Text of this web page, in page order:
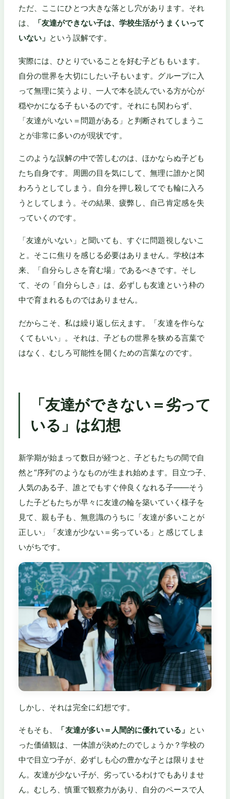
ただ、ここにひとつ大きな落とし穴があります。それ
は、
「友達ができない子は、学校生活がうまくいって
いない」 という誤解です。
実際には、ひとりでいることを好む子どももいます。
自分の世界を大切にしたい子もいます。グループに入
って無理に笑うより、一人で本を読んでいる方が心が
穏やかになる子もいるのです。それにも関わらず、
「友達がいない＝問題がある」と判断されてしまうこ
とが非常に多いのが現状です。
このような誤解の中で苦しむのは、ほかならぬ子ども
たち自身です。周囲の目を気にして、無理に誰かと関
わろうとしてしまう。自分を押し殺してでも輪に入ろ
うとしてしまう。その結果、疲弊し、自己肯定感を失
っていくのです。
「友達がいない」と聞いても、すぐに問題視しないこ
と。そこに焦りを感じる必要はありません。学校は本
来、「自分らしさを育む場」であるべきです。そし
て、その「自分らしさ」は、必ずしも友達という枠の
中で育まれるものではありません。
だからこそ、私は繰り返し伝えます。「友達を作らな
くてもいい」。それは、子どもの世界を狭める言葉で
はなく、むしろ可能性を開くための言葉なのです。
「友達ができない＝劣って
いる」は幻想
新学期が始まって数日が経つと、子どもたちの間で自
然と“序列”のようなものが生まれ始めます。目立つ子、
人気のある子、誰とでもすぐ仲良くなれる子――そう
した子どもたちが早々に友達の輪を築いていく様子を
見て、親も子も、無意識のうちに「友達が多いことが
正しい」「友達が少ない＝劣っている」と感じてしま
いがちです。
しかし、それは完全に幻想です。
そもそも、 「友達が多い＝人間的に優れている」 とい
った価値観は、一体誰が決めたのでしょうか？学校の
中で目立つ子が、必ずしも心の豊かな子とは限りませ
ん。友達が少ない子が、劣っているわけでもありませ
ん。むしろ、慎重で観察力があり、自分のペースで人